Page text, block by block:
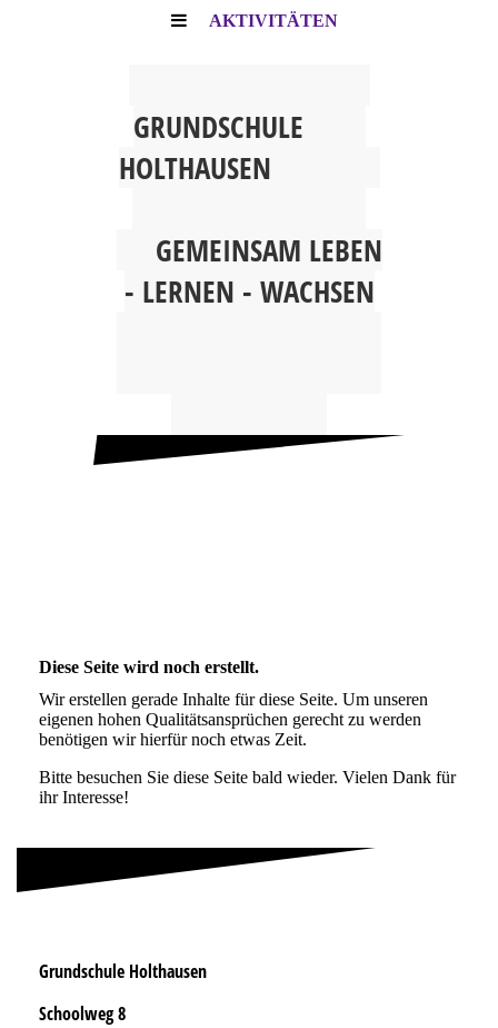
AKTIVITÄTEN
GRUNDSCHULE
HOLTHAUSEN
GEMEINSAM LEBEN
- LERNEN - WACHSEN
Diese Seite wird noch erstellt.
Wir erstellen gerade Inhalte für diese Seite. Um unseren
eigenen hohen Qualitätsansprüchen gerecht zu werden
benötigen wir hierfür noch etwas Zeit.
Bitte besuchen Sie diese Seite bald wieder. Vielen Dank für
ihr Interesse!
Grundschule Holthausen
Schoolweg 8